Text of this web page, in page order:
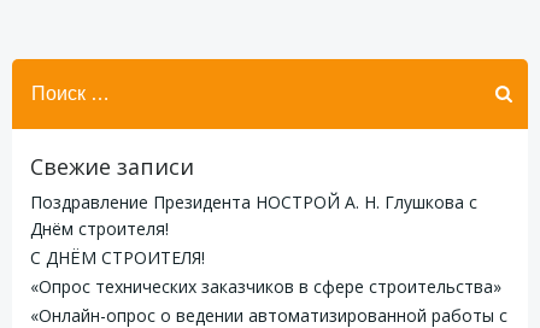
Найти:
Свежие записи
Поздравление Президента НОСТРОЙ А. Н. Глушкова с
Днём строителя!
С ДНЁМ СТРОИТЕЛЯ!
«Опрос технических заказчиков в сфере строительства»
«Онлайн-опрос о ведении автоматизированной работы с